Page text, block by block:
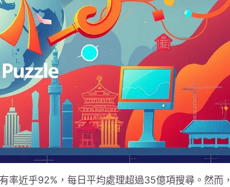
近乎92%，每日平均處理超過35億項搜尋。然而，